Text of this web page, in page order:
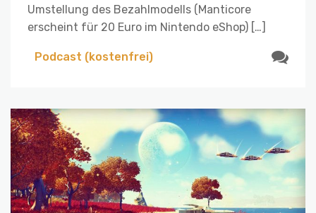
Umstellung des Bezahlmodells (Manticore
erscheint für 20 Euro im Nintendo eShop) […]
Podcast (kostenfrei)